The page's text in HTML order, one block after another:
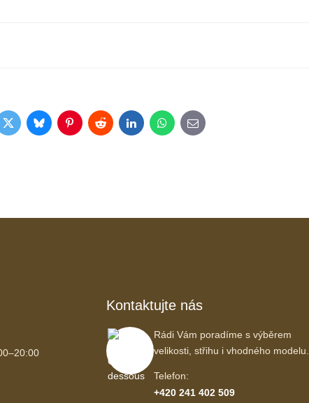
TwitterBlueskyPinterestRedditLinkedInWhatsApp
E-
mail
Kontaktujte nás
Rádi Vám poradíme s výběrem
velikosti, střihu i vhodného modelu.
Telefon:
+420 241 402 509